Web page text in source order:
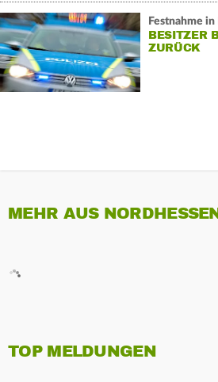
Festnahme in
BESITZER
ZURÜCK
MEHR AUS
TOP MELDUNGEN